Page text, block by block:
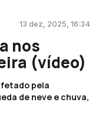
13 dez, 2025, 16:34
nos
(vídeo)
pela
de neve e chuva,